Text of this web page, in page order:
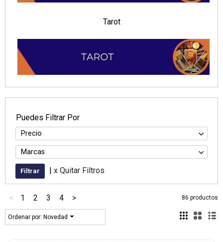
Tarot
Puedes Filtrar Por
Precio
Marcas
x Quitar Filtros
< 1 2 3 4 > 86 productos
Ordenar por: Novedad